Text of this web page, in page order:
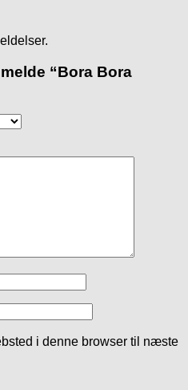
“Bora Bora
i denne browser til næste